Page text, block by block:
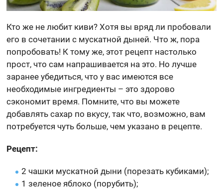
Кто же не любит киви? Хотя вы вряд ли пробовали
его в сочетании с мускатной дыней. Что ж, пора
попробовать! К тому же, этот рецепт настолько
прост, что сам напрашивается на это. Но лучше
заранее убедиться, что у вас имеются все
необходимые ингредиенты – это здорово
сэкономит время. Помните, что вы можете
добавлять сахар по вкусу, так что, возможно, вам
потребуется чуть больше, чем указано в рецепте.
Рецепт:
2 чашки мускатной дыни (порезать кубиками);
1 зеленое яблоко (порубить);